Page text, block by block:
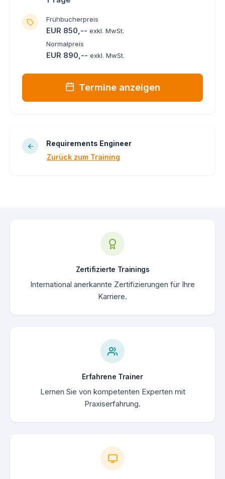
Frühbucherpreis
EUR 850,-- exkl. MwSt.
Normalpreis
EUR 890,-- exkl. MwSt.
Termine anzeigen
Requirements Engineer
Zurück zum Training
Zertifizierte Trainings
International anerkannte Zertifizierungen für Ihre
Karriere.
Erfahrene Trainer
Lernen Sie von kompetenten Experten mit
Praxiserfahrung.